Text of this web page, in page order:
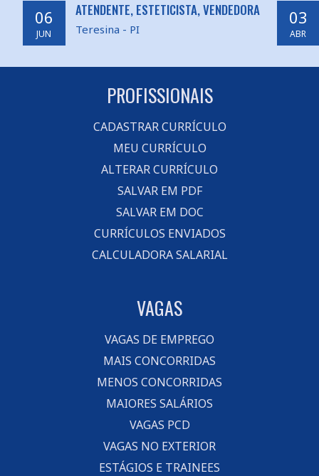
06
JUN
ATENDENTE, ESTETICISTA, VENDEDORA
Teresina - PI
03
ABR
PROFISSIONAIS
CADASTRAR CURRÍCULO
MEU CURRÍCULO
ALTERAR CURRÍCULO
SALVAR EM PDF
SALVAR EM DOC
CURRÍCULOS ENVIADOS
CALCULADORA SALARIAL
VAGAS
VAGAS DE EMPREGO
MAIS CONCORRIDAS
MENOS CONCORRIDAS
MAIORES SALÁRIOS
VAGAS PCD
VAGAS NO EXTERIOR
ESTÁGIOS E TRAINEES